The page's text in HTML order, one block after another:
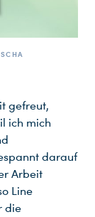
gefreut,
ich mich
darauf
Arbeit
Line
die